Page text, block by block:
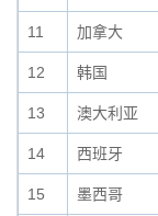
11 加拿大
12 韩国
13 澳大利亚
14 西班牙
15 墨西哥